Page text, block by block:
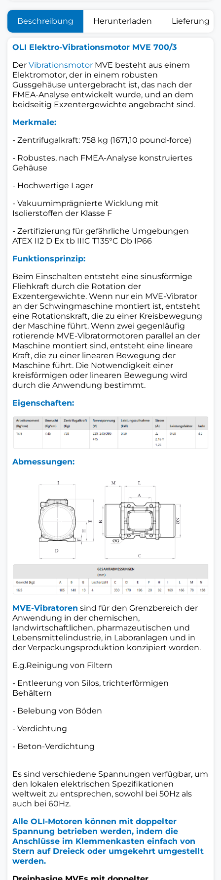
Beschreibung Herunterladen Lieferung
OLI Elektro-Vibrationsmotor MVE 700/3
Der Vibrationsmotor MVE besteht aus einem
Elektromotor, der in einem robusten
Gussgehäuse untergebracht ist, das nach der
FMEA-Analyse entwickelt wurde, und an dem
beidseitig Exzentergewichte angebracht sind.
Merkmale:
- Zentrifugalkraft: 758 kg (1671,10 pound-force)
- Robustes, nach FMEA-Analyse konstruiertes
Gehäuse
- Hochwertige Lager
- Vakuumimprägnierte Wicklung mit
Isolierstoffen der Klasse F
- Zertifizierung für gefährliche Umgebungen
ATEX II2 D Ex tb IIIC T135°C Db IP66
Funktionsprinzip:
Beim Einschalten entsteht eine sinusförmige
Fliehkraft durch die Rotation der
Exzentergewichte. Wenn nur ein MVE-Vibrator
an der Schwingmaschine montiert ist, entsteht
eine Rotationskraft, die zu einer Kreisbewegung
der Maschine führt. Wenn zwei gegenläufig
rotierende MVE-Vibratormotoren parallel an der
Maschine montiert sind, entsteht eine lineare
Kraft, die zu einer linearen Bewegung der
Maschine führt. Die Notwendigkeit einer
kreisförmigen oder linearen Bewegung wird
durch die Anwendung bestimmt.
Eigenschaften:
Abmessungen:
MVE-Vibratoren sind für den Grenzbereich der
Anwendung in der chemischen,
landwirtschaftlichen, pharmazeutischen und
Lebensmittelindustrie, in Laboranlagen und in
der Verpackungsproduktion konzipiert worden.
E.g.Reinigung von Filtern
- Entleerung von Silos, trichterförmigen
Behältern
- Belebung von Böden
- Verdichtung
- Beton-Verdichtung
Es sind verschiedene Spannungen verfügbar, um
den lokalen elektrischen Spezifikationen
weltweit zu entsprechen, sowohl bei 50Hz als
auch bei 60Hz.
Alle OLI-Motoren können mit doppelter
Spannung betrieben werden, indem die
Anschlüsse im Klemmenkasten einfach von
Stern auf Dreieck oder umgekehrt umgestellt
werden.